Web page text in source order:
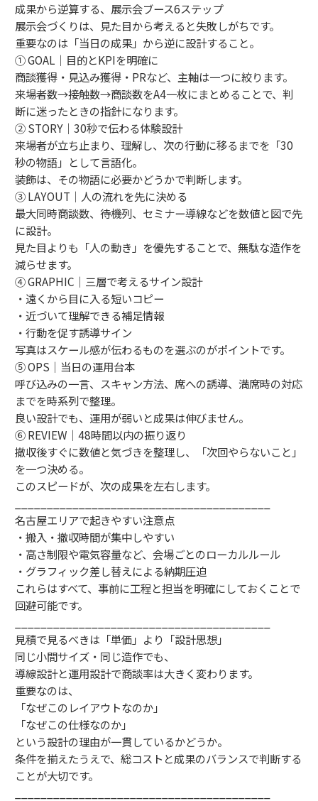
成果から逆算する、展示会ブース6ステップ
展示会づくりは、見た目から考えると失敗しがちです。
重要なのは「当日の成果」から逆に設計すること。
① GOAL｜目的とKPIを明確に
商談獲得・見込み獲得・PRなど、主軸は一つに絞ります。
来場者数→接触数→商談数をA4一枚にまとめることで、判
断に迷ったときの指針になります。
② STORY｜30秒で伝わる体験設計
来場者が立ち止まり、理解し、次の行動に移るまでを「30
秒の物語」として言語化。
装飾は、その物語に必要かどうかで判断します。
③ LAYOUT｜人の流れを先に決める
最大同時商談数、待機列、セミナー導線などを数値と図で先
に設計。
見た目よりも「人の動き」を優先することで、無駄な造作を
減らせます。
④ GRAPHIC｜三層で考えるサイン設計
・遠くから目に入る短いコピー
・近づいて理解できる補足情報
・行動を促す誘導サイン
写真はスケール感が伝わるものを選ぶのがポイントです。
⑤ OPS｜当日の運用台本
呼び込みの一言、スキャン方法、席への誘導、満席時の対応
までを時系列で整理。
良い設計でも、運用が弱いと成果は伸びません。
⑥ REVIEW｜48時間以内の振り返り
撤収後すぐに数値と気づきを整理し、「次回やらないこと」
を一つ決める。
このスピードが、次の成果を左右します。
名古屋エリアで起きやすい注意点
・搬入・撤収時間が集中しやすい
・高さ制限や電気容量など、会場ごとのローカルルール
・グラフィック差し替えによる納期圧迫
これらはすべて、事前に工程と担当を明確にしておくことで
回避可能です。
見積で見るべきは「単価」より「設計思想」
同じ小間サイズ・同じ造作でも、
導線設計と運用設計で商談率は大きく変わります。
重要なのは、
「なぜこのレイアウトなのか」
「なぜこの仕様なのか」
という設計の理由が一貫しているかどうか。
条件を揃えたうえで、総コストと成果のバランスで判断する
ことが大切です。